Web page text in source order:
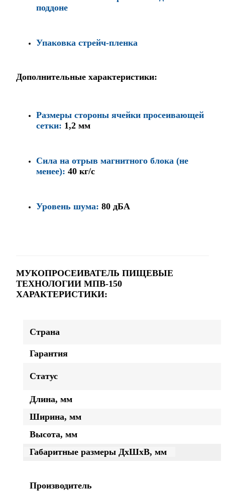
поддоне
Упаковка стрейч-пленка
Дополнительные характеристики:
Размеры стороны ячейки просеивающей
сетки: 1,2 мм
Сила на отрыв магнитного блока (не
менее): 40 кг/с
Уровень шума: 80 дБА
МУКОПРОСЕИВАТЕЛЬ ПИЩЕВЫЕ
ТЕХНОЛОГИИ МПВ-150
ХАРАКТЕРИСТИКИ:
Страна
Гарантия
Статус
Длина, мм
Ширина, мм
Высота, мм
Габаритные размеры ДхШхВ, мм
Производитель